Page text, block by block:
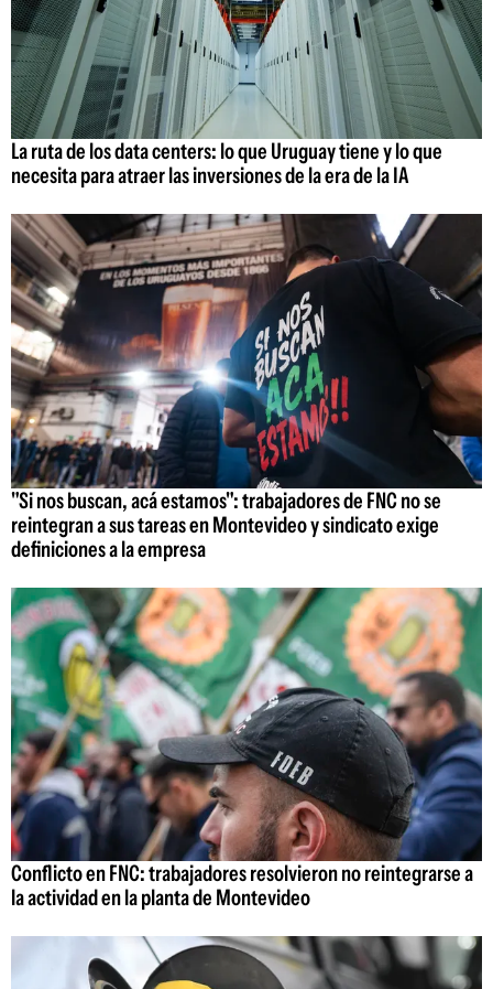
La ruta de los data centers: lo que Uruguay tiene y lo que
necesita para atraer las inversiones de la era de la IA
"Si nos buscan, acá estamos": trabajadores de FNC no se
reintegran a sus tareas en Montevideo y sindicato exige
definiciones a la empresa
Conflicto en FNC: trabajadores resolvieron no reintegrarse a
la actividad en la planta de Montevideo